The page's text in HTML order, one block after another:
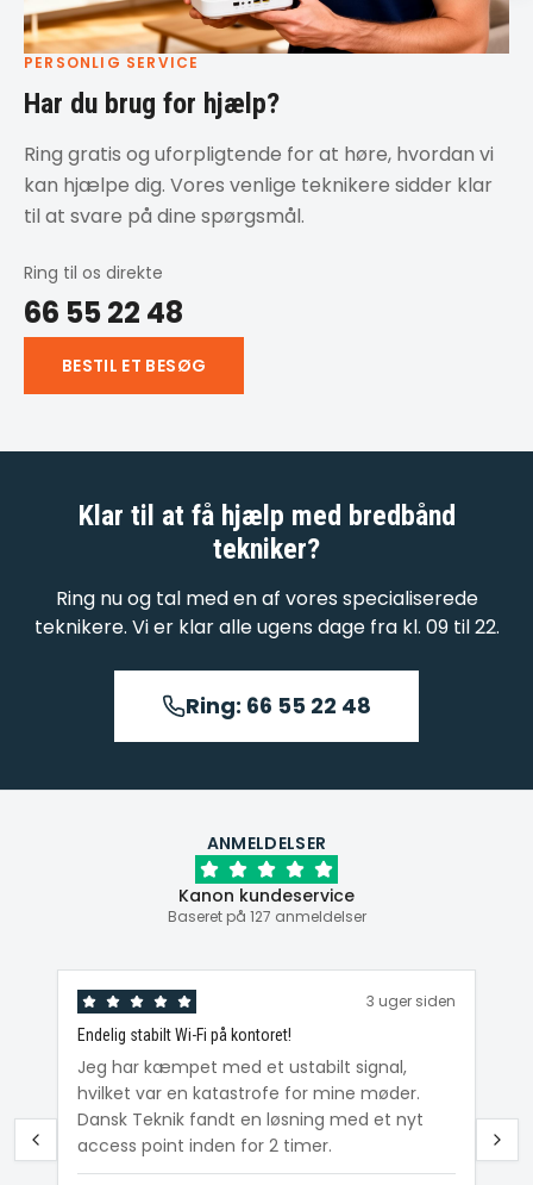
PERSONLIG SERVICE
Har du brug for hjælp?
Ring gratis og uforpligtende for at høre, hvordan vi
kan hjælpe dig. Vores venlige teknikere sidder klar
til at svare på dine spørgsmål.
Ring til os direkte
66 55 22 48
BESTIL ET BESØG
Klar til at få hjælp med bredbånd
tekniker?
Ring nu og tal med en af vores specialiserede
teknikere. Vi er klar alle ugens dage fra kl. 09 til 22.
Ring: 66 55 22 48
ANMELDELSER
Kanon kundeservice
Baseret på 127 anmeldelser
3 uger siden
Endelig stabilt Wi-Fi på kontoret!
Jeg har kæmpet med et ustabilt signal,
hvilket var en katastrofe for mine møder.
Dansk Teknik fandt en løsning med et nyt
access point inden for 2 timer.